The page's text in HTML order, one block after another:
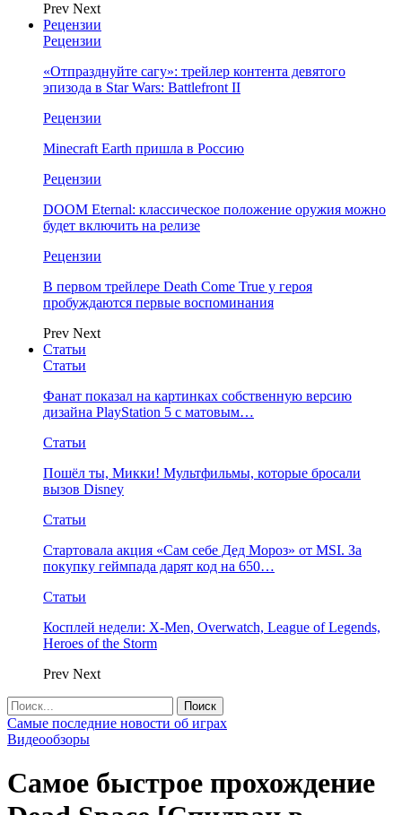
Prev Next
Рецензии
Рецензии
«Отпразднуйте сагу»: трейлер контента девятого
эпизода в Star Wars: Battlefront II
Рецензии
Minecraft Earth пришла в Россию
Рецензии
DOOM Eternal: классическое положение оружия можно
будет включить на релизе
Рецензии
В первом трейлере Death Come True у героя
пробуждаются первые воспоминания
Prev Next
Статьи
Статьи
Фанат показал на картинках собственную версию
дизайна PlayStation 5 с матовым…
Статьи
Пошёл ты, Микки! Мультфильмы, которые бросали
вызов Disney
Статьи
Стартовала акция «Сам себе Дед Мороз» от MSI. За
покупку геймпада дарят код на 650…
Статьи
Косплей недели: X-Men, Overwatch, League of Legends,
Heroes of the Storm
Prev Next
Самые последние новости об играх
Видеообзоры
Самое быстрое прохождение